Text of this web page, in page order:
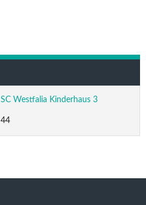
SC Westfalia Kinderhaus 3
44